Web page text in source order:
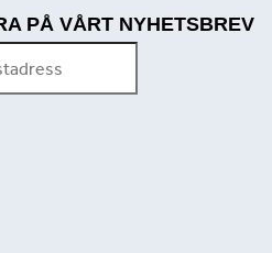
PÅ VÅRT NYHETSBREV